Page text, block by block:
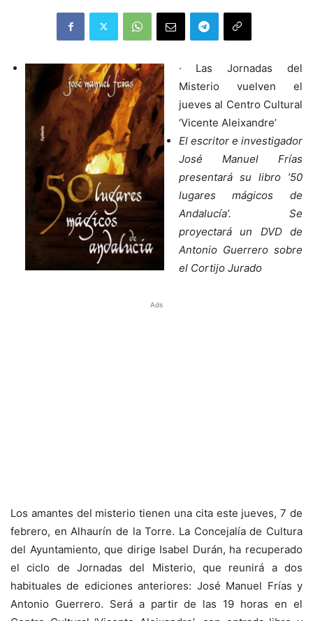
· Las Jornadas del
Misterio vuelven el
jueves al Centro Cultural
‘Vicente Aleixandre’
El escritor e investigador
José Manuel Frías
presentará su libro ’50
lugares mágicos de
Andalucía’. Se
proyectará un DVD de
Antonio Guerrero sobre
el Cortijo Jurado
Ads
Los amantes del misterio tienen una cita este jueves, 7 de
febrero, en Alhaurín de la Torre. La Concejalía de Cultura
del Ayuntamiento, que dirige Isabel Durán, ha recuperado
el ciclo de Jornadas del Misterio, que reunirá a dos
habituales de ediciones anteriores: José Manuel Frías y
Antonio Guerrero. Será a partir de las 19 horas en el